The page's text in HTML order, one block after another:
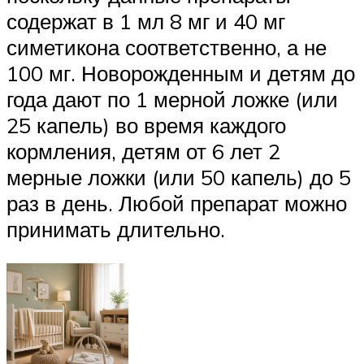
содержат в 1 мл 8 мг и 40 мг
симетикона соответственно, а не
100 мг. Новорожденным и детям до
года дают по 1 мерной ложке (или
25 капель) во время каждого
кормления, детям от 6 лет 2
мерные ложки (или 50 капель) до 5
раз в день. Любой препарат можно
принимать длительно.